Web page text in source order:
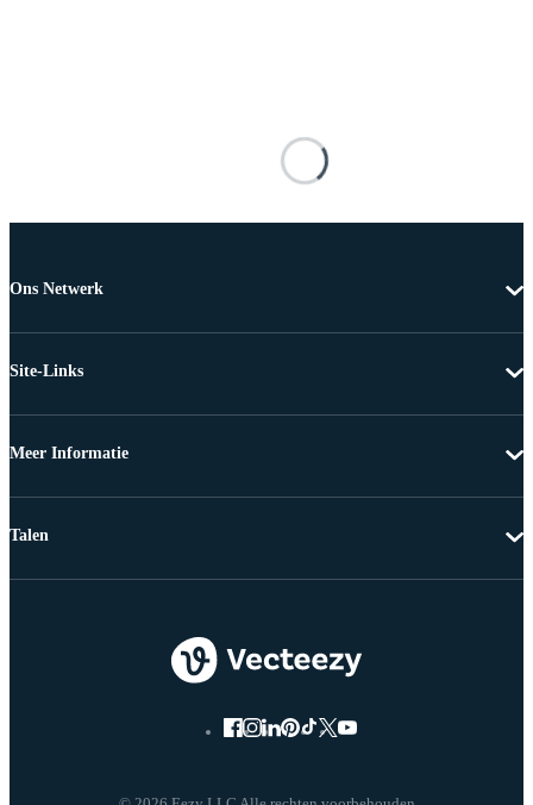
Ons Netwerk
Site-Links
Meer Informatie
Talen